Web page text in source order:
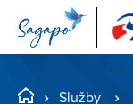
Služby